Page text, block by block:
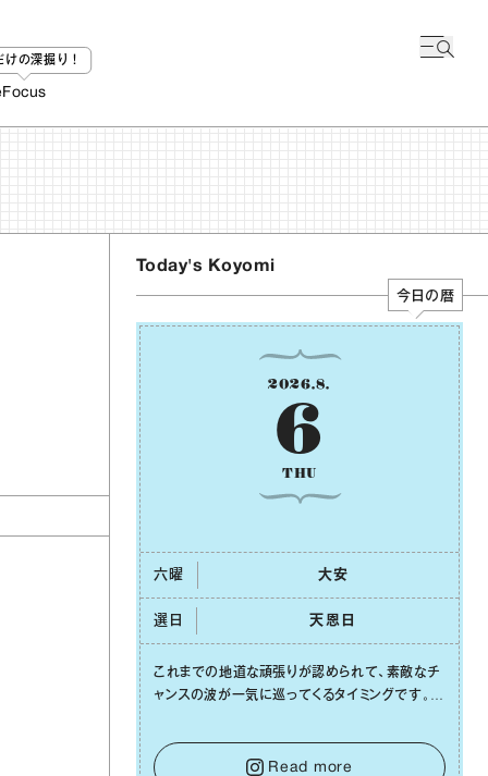
けの深掘り！
Focus
Today's Koyomi
今日の暦
2026.8.
6
THU
六曜 ⼤安
選日 天恩⽇
これまでの地道な頑張りが認められて、素敵なチ
ャンスの波が⼀気に巡ってくるタイミングです。周
せずに笑顔で受け取りましょう。みんなと⼀緒に
幸せになっていくイメージを持って⼀歩を踏み出
Read more